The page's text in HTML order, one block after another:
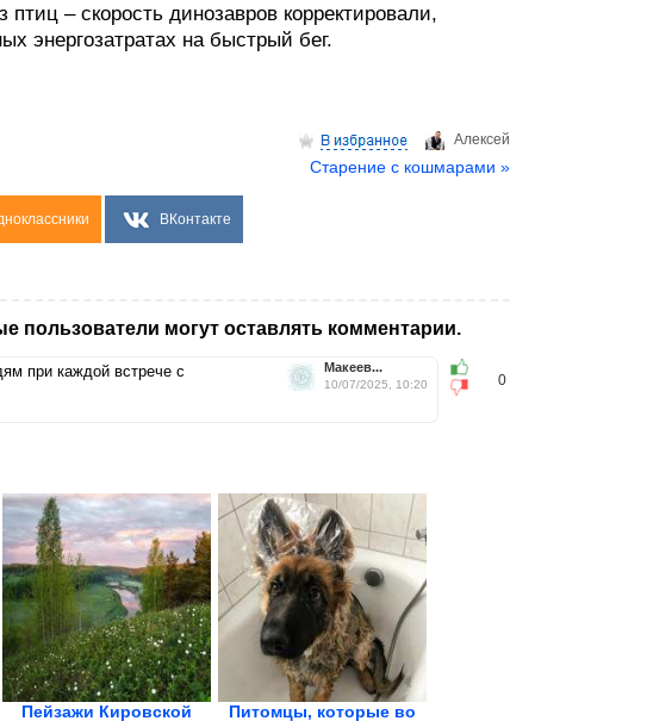
– скорость динозавров корректировали,
энергозатратах на быстрый бег.
Aлексей
Старение с кошмарами »
ВКонтакте
пользователи могут оставлять комментарии.
0
Макеев...
10/07/2025, 10:20
при каждой встрече с
Пейзажи Кировской
Питомцы, которые во